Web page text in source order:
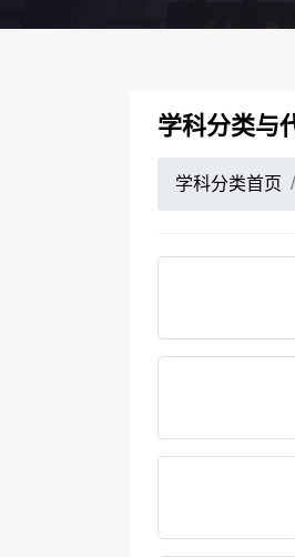
学科分类与
学科分类首页